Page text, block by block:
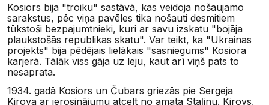
Kosiors bija "troiku" sastāvā, kas veidoja nošaujamo
sarakstus, pēc viņa pavēles tika nošauti desmitiem
tūkstoši bezpajumtnieki, kuri ar savu izskatu "bojāja
plaukstošās republikas skatu". Var teikt, ka "Ukrainas
projekts" bija pēdējais lielākais "sasniegums" Kosiora
karjerā. Tālāk viss gāja uz leju, kaut arī viņš pats to
nesaprata.
1934. gadā Kosiors un Čubars griezās pie Sergeja
Kirova ar ierosinājumu atcelt no amata Staļinu. Kirovs,